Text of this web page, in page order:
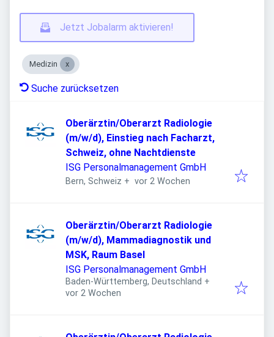
Jetzt Jobalarm aktivieren!
Medizin
Suche zurücksetzen
Oberärztin/Oberarzt Radiologie
(m/w/d), Einstieg nach Facharzt,
Schweiz, ohne Nachtdienste
ISG Personalmanagement GmbH
Bern, Schweiz + Veröffentlicht
vor 2 Wochen
Oberärztin/Oberarzt Radiologie
(m/w/d), Mammadiagnostik und
MSK, Raum Basel
ISG Personalmanagement GmbH
Baden-Württemberg, Deutschland +
Veröffentlicht
vor 2 Wochen